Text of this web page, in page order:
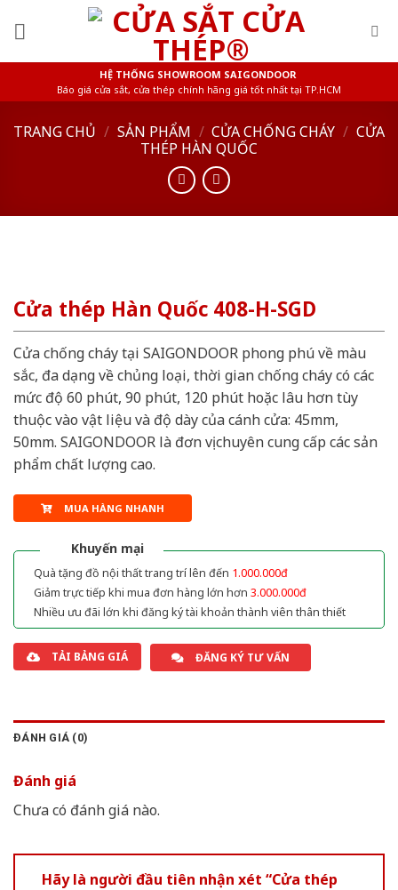
HỆ THỐNG SHOWROOM SAIGONDOOR
Báo giá cửa sắt, cửa thép chính hãng giá tốt nhất tại TP.HCM
TRANG CHỦ / SẢN PHẨM / CỬA CHỐNG CHÁY / CỬA
THÉP HÀN QUỐC
Cửa thép Hàn Quốc 408-H-SGD
Cửa chống cháy tại SAIGONDOOR phong phú về màu
sắc, đa dạng về chủng loại, thời gian chống cháy có các
mức độ 60 phút, 90 phút, 120 phút hoặc lâu hơn tùy
thuộc vào vật liệu và độ dày của cánh cửa: 45mm,
50mm. SAIGONDOOR là đơn vị chuyên cung cấp các sản
phẩm chất lượng cao.
MUA HÀNG NHANH
Khuyến mại
Quà tặng đồ nội thất trang trí lên đến 1.000.000đ
Giảm trực tiếp khi mua đơn hàng lớn hơn 3.000.000đ
Nhiều ưu đãi lớn khi đăng ký tài khoản thành viên thân thiết
TẢI BẢNG GIÁ ĐĂNG KÝ TƯ VẤN
ĐÁNH GIÁ (0)
Đánh giá
Chưa có đánh giá nào.
Hãy là người đầu tiên nhận xét “Cửa thép